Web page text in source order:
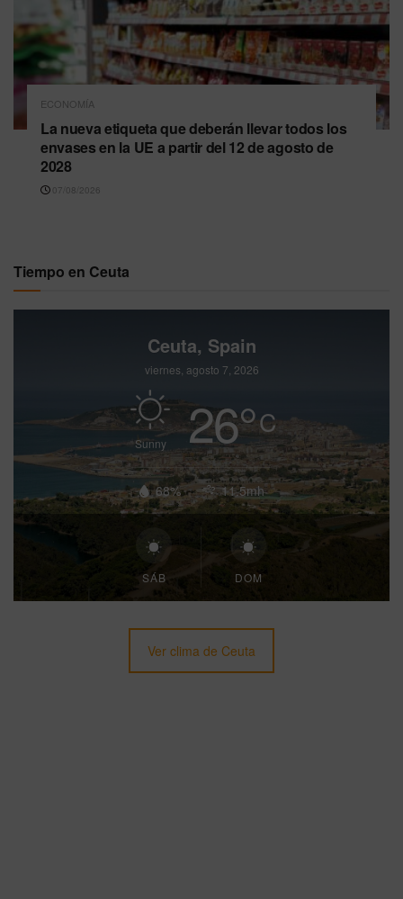
ECONOMÍA
La nueva etiqueta que deberán llevar todos los
envases en la UE a partir del 12 de agosto de
2028
07/08/2026
Tiempo en Ceuta
Ceuta, Spain
viernes, agosto 7, 2026
Sunny 26°C
68% 11.5mh
SÁB DOM
Ver clima de Ceuta